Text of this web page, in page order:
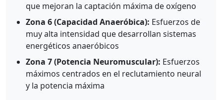
que mejoran la captación máxima de oxígeno
Zona 6 (Capacidad Anaeróbica): Esfuerzos de
muy alta intensidad que desarrollan sistemas
energéticos anaeróbicos
Zona 7 (Potencia Neuromuscular): Esfuerzos
máximos centrados en el reclutamiento neural
y la potencia máxima